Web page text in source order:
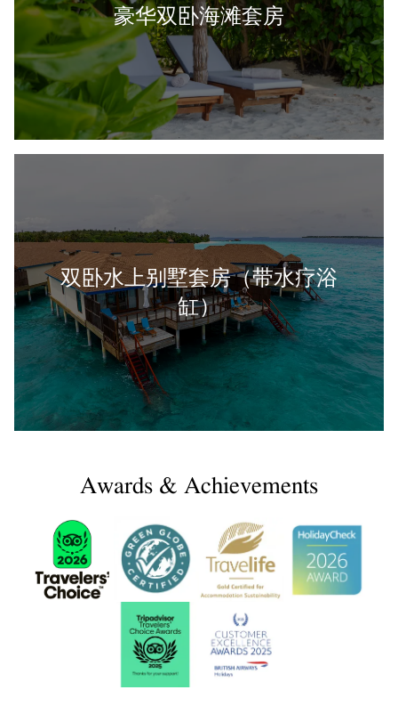
豪华双卧海滩套房
双卧水上别墅套房（带水疗浴
缸）
Awards & Achievements